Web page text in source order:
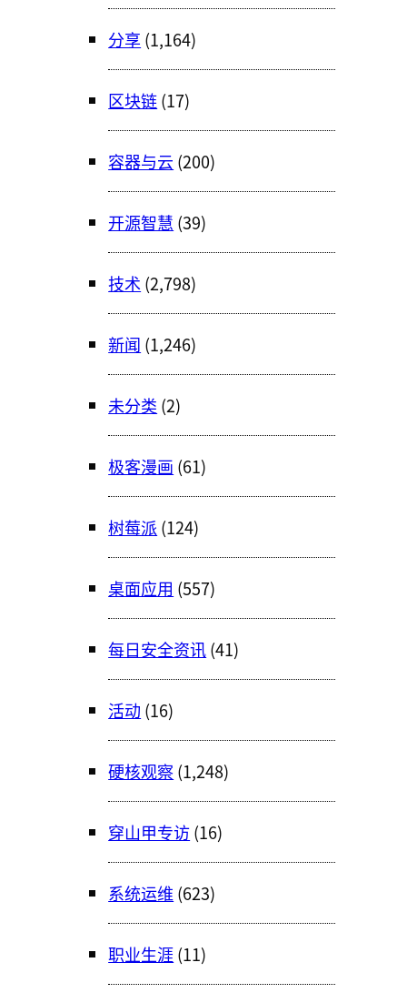
分享 (1,164)
区块链(17)
容器与云 (200)
开源智慧 (39)
技术 (2,798)
新闻 (1,246)
未分类 (2)
极客漫画 (61)
树莓派 (124)
桌面应用 (557)
每日安全资讯(41)
活动 (16)
硬核观察(1,248)
穿山甲专访(16)
系统运维(623)
职业生涯(11)